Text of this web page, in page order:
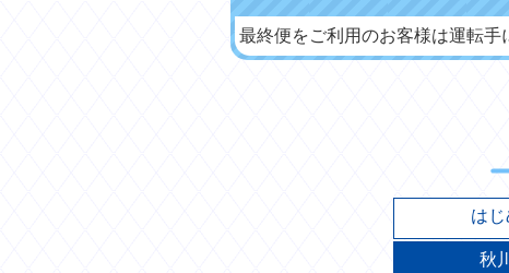
最終便をご利用のお客様は運転手
はじ
秋